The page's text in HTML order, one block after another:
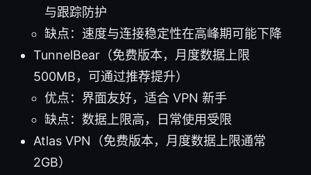
与跟踪防护
缺点：速度与连接稳定性在高峰期可能下降
TunnelBear（免费版本，月度数据上限
500MB，可通过推荐提升）
优点：界面友好，适合 VPN 新手
缺点：数据上限高，日常使用受限
Atlas VPN（免费版本，月度数据上限通常
2GB）